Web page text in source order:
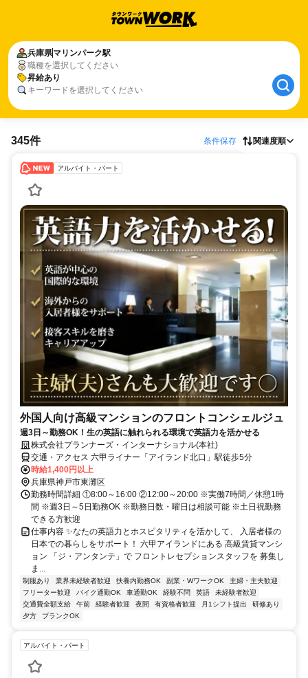
兵庫県マリンパーク駅
職種を選択してください
昇給あり
キーワードを選択してください
345件 条件保存 関連度順
アルバイト・パート
外国人向け高級マンションのフロントコンシェルジュ
週3日～勤務OK！生の英語に触れられる環境で英語力を活かせる
株式会社プランナーズ・インターナショナル(本社)
交通・アクセス 六甲ライナー「アイランド北口」駅徒歩5分
時給1,400円以上
兵庫県神戸市東灘区
勤務時間詳細 ①8:00～16:00 ②12:00～20:00 ※実働7時間／休憩1時
間 ※週3日～5日勤務OK ※勤務日数・曜日は相談可能 ※土日祝勤務
できる方歓迎
仕事内容 ✨なたの英語力とホスピタリティを活かして、 入居者様の
日本での暮らしをサポート！ 六甲アイランドにある 高級賃貸マンシ
ョン 「ジ・アンタンテ」で フロントレセプションスタッフを 募集し
ま...
制服あり 業界未経験者歓迎 扶養内勤務OK 副業・WワークOK
主婦・主夫歓迎
フリーター歓迎
バイク通勤OK 車通勤OK 経験不問 英語
未経験者歓迎
交通費全額支給
午前 経験者歓迎 夜間 有資格者歓迎 月1シフト提出
研修あり
夕方
ブランクOK
アルバイト・パート